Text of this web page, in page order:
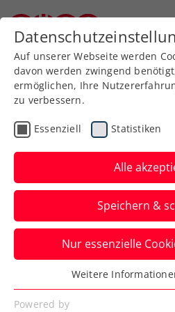
Zurück zur
Turniere
Tennis,
Eventvielfalt:
rüstet sich für
Open
Mit dem ATP-250-
Kitzbüheler Tennisclub
2025 ein Topevent
Auf unserer Webseite werden
davon werden zwingend
ermöglichen, Ihre
zu verbessern.
Essenziell Statistiken
Alle
Speichern &
Nur essenzielle
Essenziell
Essenzielle Cookies werden für
Weitere
Powered by